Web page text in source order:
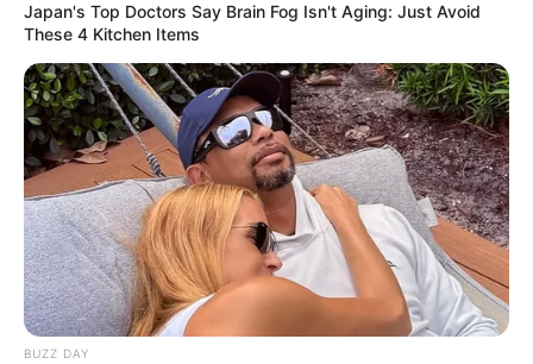
Pixabay
Japan's Top Doctors Say Bra​in Fo​g Isn't Aging: Just Avoid
These 4 Kitchen Items
BUZZ DAY